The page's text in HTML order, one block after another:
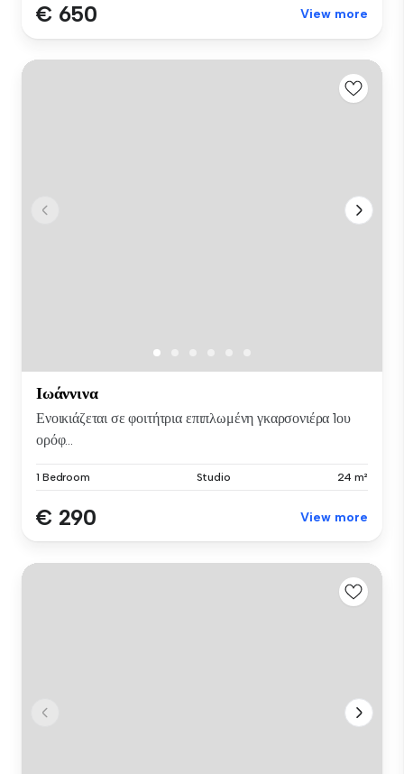
€ 650 View more
Ιωάννινα
Ενοικιάζεται σε φοιτήτρια επιπλωμένη γκαρσονιέρα 1ου
ορόφ...
1 Bedroom Studio 24 m²
€ 290 View more